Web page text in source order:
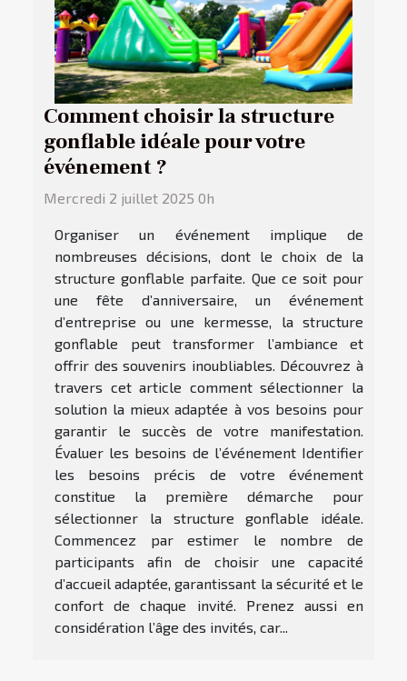
Comment choisir la structure
gonflable idéale pour votre
événement ?
Mercredi 2 juillet 2025 0h
Organiser un événement implique de
nombreuses décisions, dont le choix de la
structure gonflable parfaite. Que ce soit pour
une fête d’anniversaire, un événement
d’entreprise ou une kermesse, la structure
gonflable peut transformer l’ambiance et
offrir des souvenirs inoubliables. Découvrez à
travers cet article comment sélectionner la
solution la mieux adaptée à vos besoins pour
garantir le succès de votre manifestation.
Évaluer les besoins de l’événement Identifier
les besoins précis de votre événement
constitue la première démarche pour
sélectionner la structure gonflable idéale.
Commencez par estimer le nombre de
participants afin de choisir une capacité
d’accueil adaptée, garantissant la sécurité et le
confort de chaque invité. Prenez aussi en
considération l’âge des invités, car...